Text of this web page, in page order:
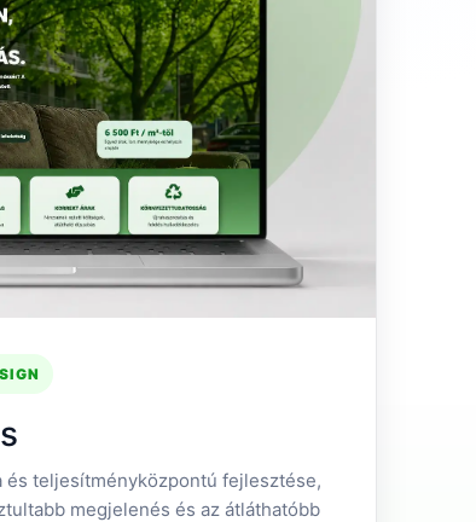
és teljesítményközpontú fejlesztése,
megjelenés és az átláthatóbb